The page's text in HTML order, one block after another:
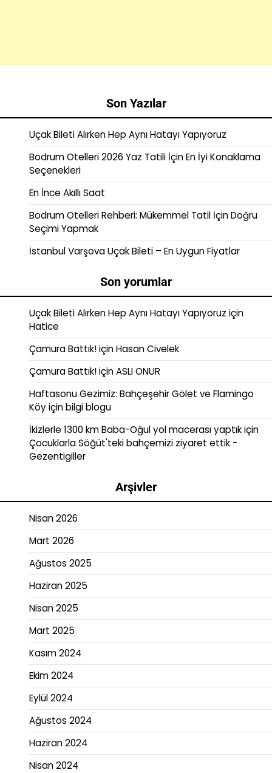
Son Yazılar
Uçak Bileti Alırken Hep Aynı Hatayı Yapıyoruz
Bodrum Otelleri 2026 Yaz Tatili İçin En İyi Konaklama
Seçenekleri
En İnce Akıllı Saat
Bodrum Otelleri Rehberi: Mükemmel Tatil İçin Doğru
Seçimi Yapmak
İstanbul Varşova Uçak Bileti – En Uygun Fiyatlar
Son yorumlar
Uçak Bileti Alırken Hep Aynı Hatayı Yapıyoruz için
Hatice
Çamura Battık!içinHasan Civelek
Çamura Battık!içinASLI ONUR
Haftasonu Gezimiz: Bahçeşehir Gölet ve Flamingo
Köyiçinbilgi blogu
İkizlerle 1300 km Baba-Oğul yol macerası yaptıkiçin
Çocuklarla Söğüt'teki bahçemizi ziyaret ettik -
Gezentigiller
Arşivler
Nisan 2026
Mart 2026
Ağustos 2025
Haziran 2025
Nisan 2025
Mart 2025
Kasım 2024
Ekim 2024
Eylül 2024
Ağustos 2024
Haziran 2024
Nisan 2024